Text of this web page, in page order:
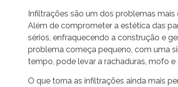
Infiltrações são um dos problemas
Além de comprometer a estética das
sérios, enfraquecendo a construção e
problema começa pequeno, com uma
tempo, pode levar a rachaduras, mofo
O que torna as infiltrações ainda mais